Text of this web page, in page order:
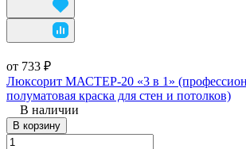
от 733 ₽
Люксорит МАСТЕР-20 «3 в 1»
полуматовая краска для стен и потолков)
В наличии
В корзину